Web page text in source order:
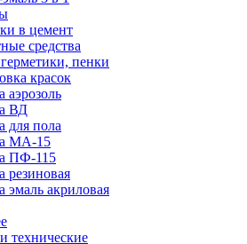
в цемент
средства
пенки
красок
аэрозоль
ВД
для пола
МА-15
ПФ-115
резиновая
эмаль акриловая
технические